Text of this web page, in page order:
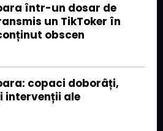
într-un dosar de
un TikToker în
obscen
copaci doborâți,
intervenții ale